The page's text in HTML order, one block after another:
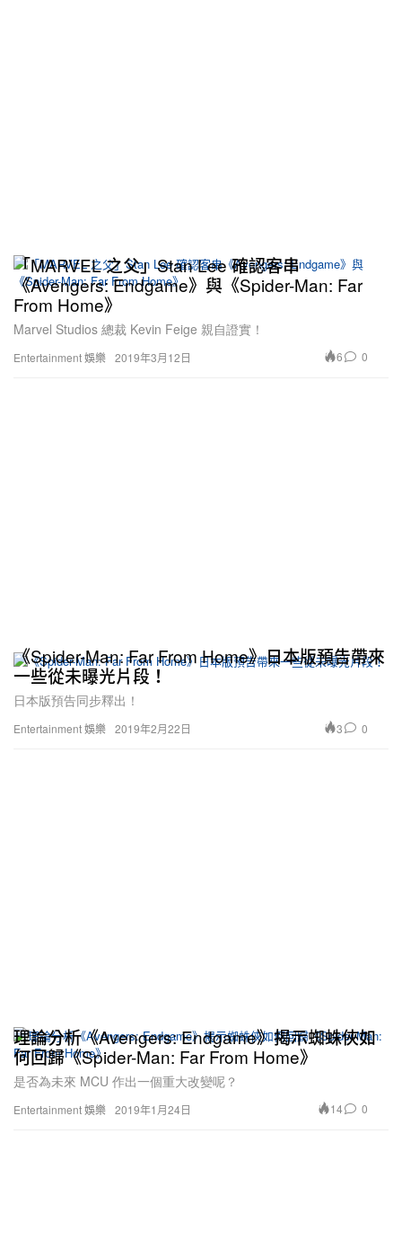
Entertainment 娛樂
「MARVEL 之父」Stan Lee 確認客串
《Avengers: Endgame》與《Spider-Man: Far
From Home》
Marvel Studios 總裁 Kevin Feige 親自證實！
2019年3月12日 6 0
Entertainment 娛樂
《Spider-Man: Far From Home》日本版預告帶來
一些從未曝光片段！
日本版預告同步釋出！
2019年2月22日 3 0
Entertainment 娛樂
理論分析《Avengers: Endgame》揭示蜘蛛俠如
何回歸《Spider-Man: Far From Home》
是否為未來 MCU 作出一個重大改變呢？
2019年1月24日 14 0